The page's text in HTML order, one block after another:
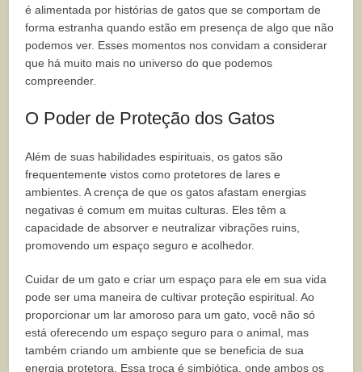
é alimentada por histórias de gatos que se comportam de
forma estranha quando estão em presença de algo que não
podemos ver. Esses momentos nos convidam a considerar
que há muito mais no universo do que podemos
compreender.
O Poder de Proteção dos Gatos
Além de suas habilidades espirituais, os gatos são
frequentemente vistos como protetores de lares e
ambientes. A crença de que os gatos afastam energias
negativas é comum em muitas culturas. Eles têm a
capacidade de absorver e neutralizar vibrações ruins,
promovendo um espaço seguro e acolhedor.
Cuidar de um gato e criar um espaço para ele em sua vida
pode ser uma maneira de cultivar proteção espiritual. Ao
proporcionar um lar amoroso para um gato, você não só
está oferecendo um espaço seguro para o animal, mas
também criando um ambiente que se beneficia de sua
energia protetora. Essa troca é simbiótica, onde ambos os